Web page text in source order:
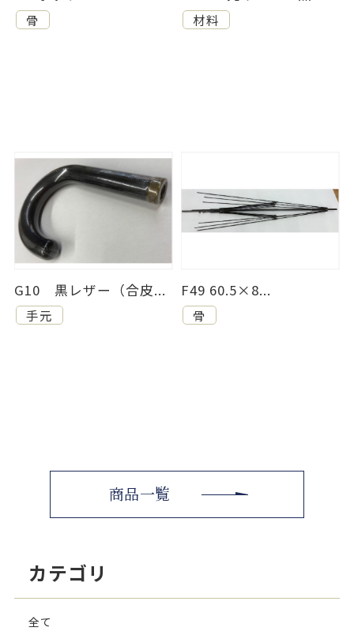
カテゴリ
全て
骨
G10 黒レザー（合皮...
手元
材料
F49 60.5×8...
骨
商品一覧